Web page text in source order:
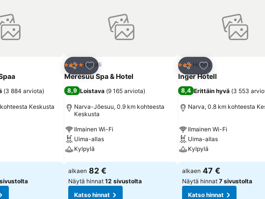
(3 884 arviota)
Keskusta
Jaa
Lisää suosikkeihin
4 Tähtiluokitus
Hotelli
Meresuu Spa & Hotel
8,9 Loistava (9 165 arviota)
Narva-Jõesuu, 0.9 km kohteesta
Keskusta
Ilmainen Wi-Fi
Uima-allas
Kylpylä
Katso hinnat
alkaen 82 €
Näytä hinnat 12 sivustolta
Katso hinnat
Jaa
Lisää suosikkeihin
3 Tähtiluokitus
Hotelli
Inger Hotell
8,4 Erittäin hyvä (3 553
Narva, 0.8 km kohteesta
Ilmainen Wi-Fi
Uima-allas
Kylpylä
Katso hinnat
alkaen 47 €
Näytä hinnat 7 sivustolta
Katso hinnat